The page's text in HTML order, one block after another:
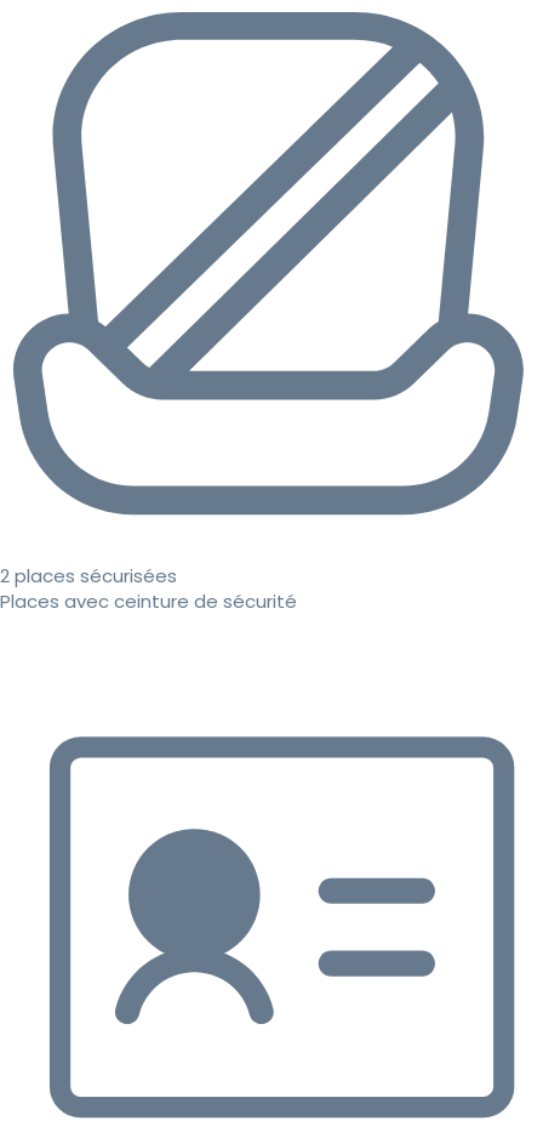
2 places sécurisées
Places avec ceinture de sécurité